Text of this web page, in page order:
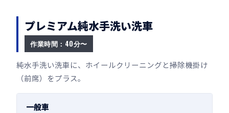
プレミアム純水手洗い洗車
作業時間：40分〜
純水手洗い洗車に、ホイールクリーニングと掃除機掛け
（前席）をプラス。
一般車